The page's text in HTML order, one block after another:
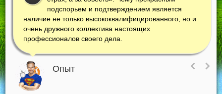
подспорьем и подтверждением является
наличие не только высококвалифицированного, но и
очень дружного коллектива настоящих
профессионалов своего дела.
Опыт